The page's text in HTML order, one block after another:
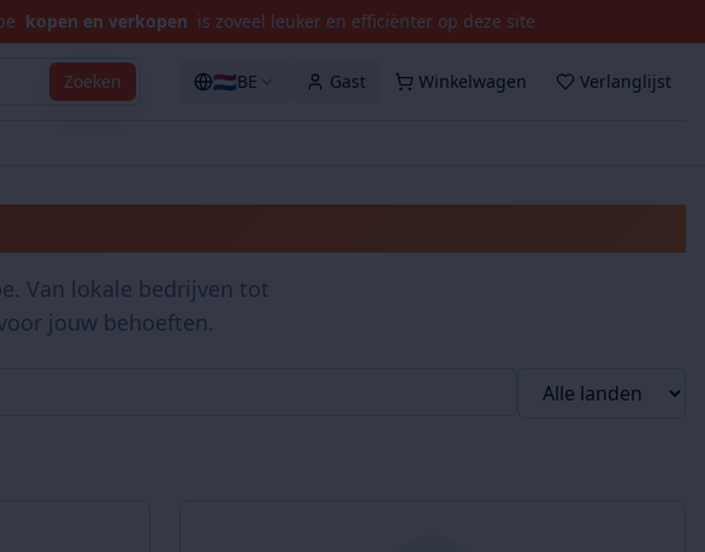
kopen en verkopen is zoveel leuker en efficiënter op deze site
Zoeken 🇳🇱BE Gast Winkelwagen Verlanglijst
Van lokale bedrijven tot
jouw behoeften.